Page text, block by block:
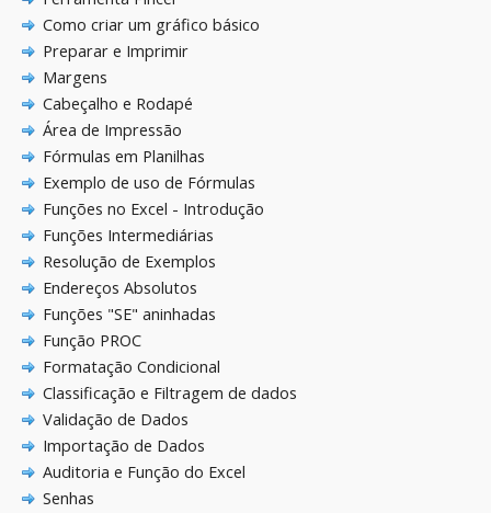
Como criar um gráfico básico
Preparar e Imprimir
Margens
Cabeçalho e Rodapé
Área de Impressão
Fórmulas em Planilhas
Exemplo de uso de Fórmulas
Funções no Excel - Introdução
Funções Intermediárias
Resolução de Exemplos
Endereços Absolutos
Funções "SE" aninhadas
Função PROC
Formatação Condicional
Classificação e Filtragem de dados
Validação de Dados
Importação de Dados
Auditoria e Função do Excel
Senhas